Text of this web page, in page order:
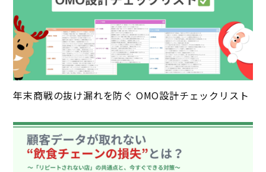
年末商戦の抜け漏れを防ぐ OMO設計チェックリスト